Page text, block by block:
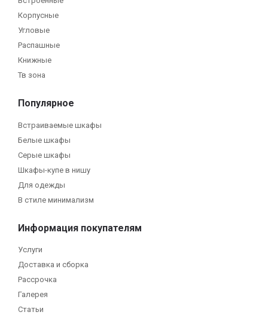
Корпусные
Угловые
Распашные
Книжные
Тв зона
Популярное
Встраиваемые шкафы
Белые шкафы
Серые шкафы
Шкафы-купе в нишу
Для одежды
В стиле минимализм
Информация покупателям
Услуги
Доставка и сборка
Рассрочка
Галерея
Статьи